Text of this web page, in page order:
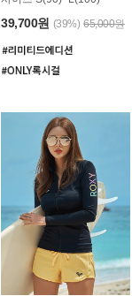
39,700원 (39%) 65,000원